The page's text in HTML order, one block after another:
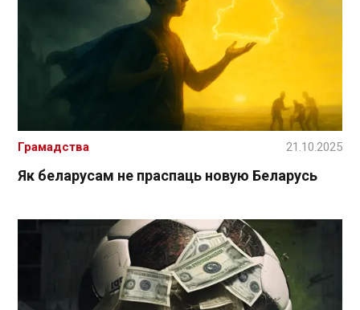
Як беларусам не праспаць новую Беларусь
Грамадства 21.10.2025